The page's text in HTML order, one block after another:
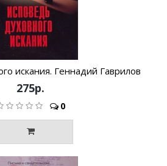
искания. Геннадий Гаврилов
275р.
0